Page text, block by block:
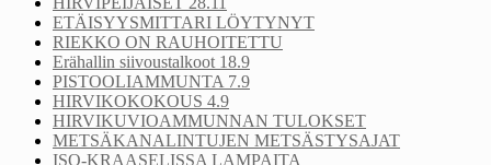
ETÄISYYSMITTARI LÖYTYNYT
RIEKKO ON RAUHOITETTU
Erähallin siivoustalkoot 18.9
PISTOOLIAMMUNTA 7.9
HIRVIKOKOKOUS 4.9
HIRVIKUVIOAMMUNNAN TULOKSET
METSÄKANALINTUJEN METSÄSTYSAJAT
ISO-KRAASELISSA LAMPAITA